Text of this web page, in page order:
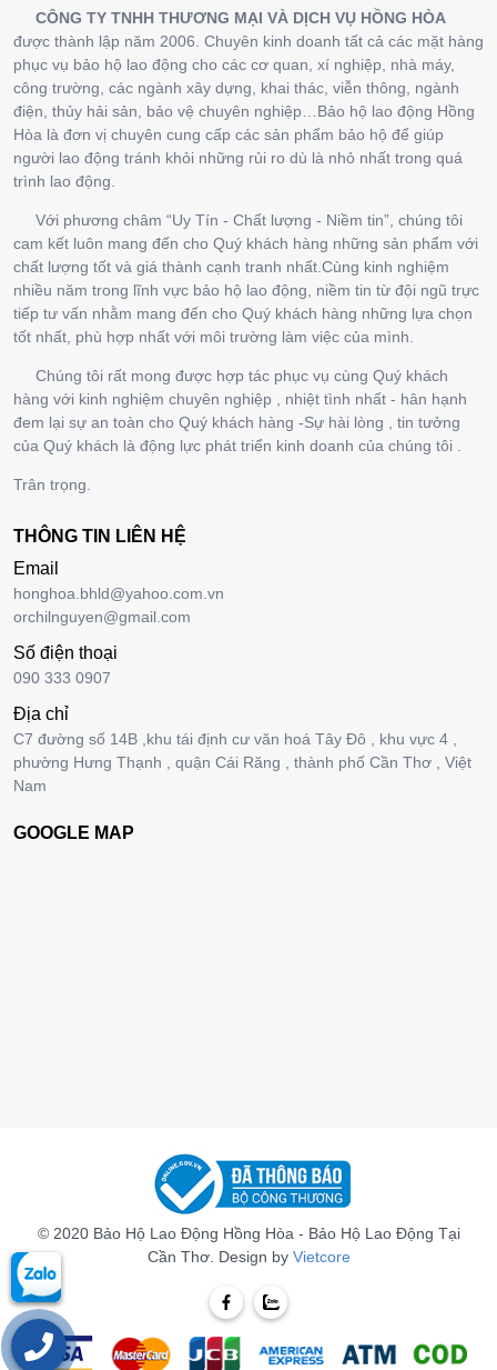
CÔNG TY TNHH THƯƠNG MẠI VÀ DỊCH VỤ HỒNG HÒA
được thành lập năm 2006. Chuyên kinh doanh tất cả các mặt hàng
phục vụ bảo hộ lao động cho các cơ quan, xí nghiệp, nhà máy,
công trường, các ngành xây dựng, khai thác, viễn thông, ngành
điện, thủy hải sản, bảo vệ chuyên nghiệp…Bảo hộ lao động Hồng
Hòa là đơn vị chuyên cung cấp các sản phẩm bảo hộ để giúp
người lao động tránh khỏi những rủi ro dù là nhỏ nhất trong quá
trình lao động.
Với phương châm “Uy Tín - Chất lượng - Niềm tin”, chúng tôi
cam kết luôn mang đến cho Quý khách hàng những sản phẩm với
chất lượng tốt và giá thành cạnh tranh nhất.Cùng kinh nghiệm
nhiều năm trong lĩnh vực bảo hộ lao động, niềm tin từ đội ngũ trực
tiếp tư vấn nhằm mang đến cho Quý khách hàng những lựa chọn
tốt nhất, phù hợp nhất với môi trường làm việc của mình.
Chúng tôi rất mong được hợp tác phục vụ cùng Quý khách
hàng với kinh nghiệm chuyên nghiệp , nhiệt tình nhất - hân hạnh
đem lại sự an toàn cho Quý khách hàng -Sự hài lòng , tin tưởng
của Quý khách là động lực phát triển kinh doanh của chúng tôi .
Trân trọng.
THÔNG TIN LIÊN HỆ
Email
honghoa.bhld@yahoo.com.vn
orchilnguyen@gmail.com
Số điện thoại
090 333 0907
Địa chỉ
C7 đường số 14B ,khu tái định cư văn hoá Tây Đô , khu vực 4 ,
phường Hưng Thạnh , quận Cái Răng , thành phố Cần Thơ , Việt
Nam
GOOGLE MAP
© 2020 Bảo Hộ Lao Động Hồng Hòa - Bảo Hộ Lao Động Tại
Cần Thơ. Design by Vietcore
